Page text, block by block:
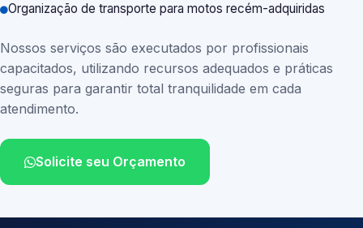
Organização de transporte para motos recém-adquiridas
Nossos serviços são executados por profissionais
capacitados, utilizando recursos adequados e práticas
seguras para garantir total tranquilidade em cada
atendimento.
Solicite seu Orçamento